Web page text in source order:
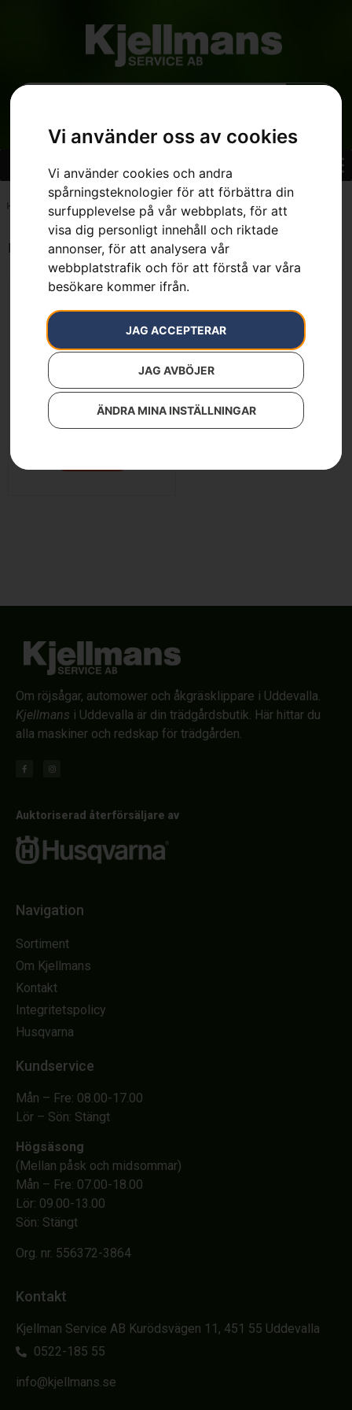
Vi använder oss av cookies
Vi använder cookies och andra
spårningsteknologier för att förbättra din
surfupplevelse på vår webbplats, för att
visa dig personligt innehåll och riktade
annonser, för att analysera vår
webbplatstrafik och för att förstå var våra
besökare kommer ifrån.
JAG ACCEPTERAR
JAG AVBÖJER
ÄNDRA MINA INSTÄLLNINGAR
Hem
Endast ett sökresultat
Husqvarna 129R
3 990kr
Om röjsågar, automower och åkgräsklippare i Uddevalla.
Kjellmans i Uddevalla är din trädgårdsbutik. Här hittar du
alla maskiner och redskap för trädgården.
Auktoriserad återförsäljare av
Navigation
Sortiment
Om Kjellmans
Kontakt
Integritetspolicy
Husqvarna
Kundservice
Mån – Fre: 08.00-17.00
Lör – Sön: Stängt
Högsäsong
(Mellan påsk och midsommar)
Mån – Fre: 07.00-18.00
Lör: 09.00-13.00
Sön: Stängt
Org. nr. 556372-3864
Kontakt
Kjellman Service AB Kurödsvägen 11, 451 55 Uddevalla
0522-185 55
info@kjellmans.se